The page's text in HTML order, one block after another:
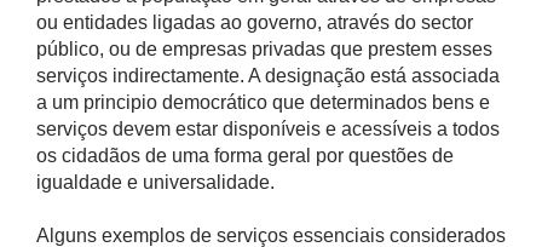
ou entidades ligadas ao governo, através do sector
público, ou de empresas privadas que prestem esses
serviços indirectamente. A designação está associada
a um principio democrático que determinados bens e
serviços devem estar disponíveis e acessíveis a todos
os cidadãos de uma forma geral por questões de
igualdade e universalidade.
Alguns exemplos de serviços essenciais considerados